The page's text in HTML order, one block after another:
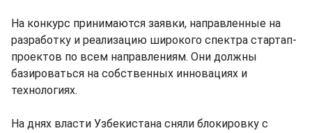
На конкурс принимаются заявки, направленные на
разработку и реализацию широкого спектра стартап-
проектов по всем направлениям. Они должны
базироваться на собственных инновациях и
технологиях.
На днях власти Узбекистана сняли блокировку с